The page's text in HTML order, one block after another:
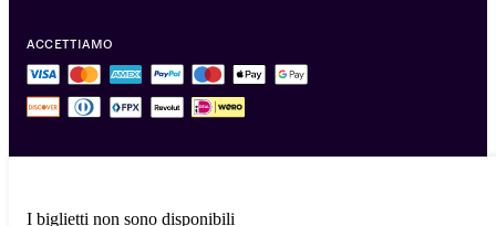
ACCETTIAMO
I biglietti non sono disponibili